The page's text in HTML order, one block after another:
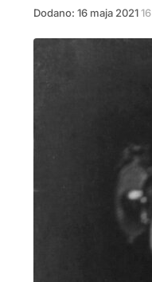
Dodano: 16 maja 2021